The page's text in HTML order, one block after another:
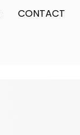
CONTACT